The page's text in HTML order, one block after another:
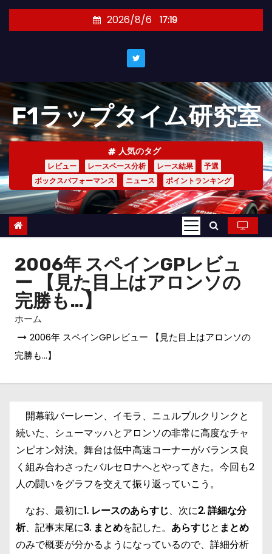
キ
ッ
プ
2026/8/6 17:19
F1ラップタイム研究室
人気のタグ
レビュー レースペース分析 レース結果
予選
ボックスパフォーマンス
ニュース ポイントランキング
2006年 スペインGPレビュ
ー 【見た目上はアロンソの
完勝も…】
ホーム
2006年 スペインGPレビュー 【見た目上はアロンソの
完勝も…】
開幕戦バーレーン、イモラ、ニュルブルクリンクと
続いた、シューマッハとアロンソの非常に高度なチャ
ンピオン対決。舞台は低中高速コーナーがバランス良
く組み合わさったバルセロナへとやってきた。今回も2
人の闘いをグラフを交えて振り返っていこう。
なお、最初に1. レースのあらすじ、次に2. 詳細な分
析、記事末尾に3. まとめを記した。 あらすじと まとめ
のみで概要が分かるようになっているので、詳細分析